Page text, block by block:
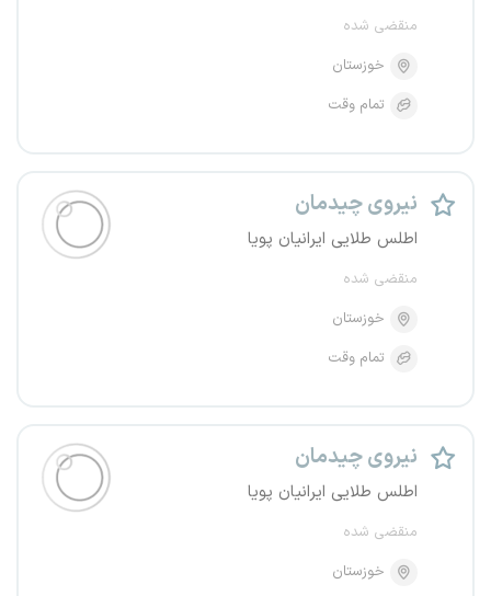
منقضی شده
خوزستان
تمام وقت
نیروی چیدمان
اطلس طلایی ایرانیان پویا
منقضی شده
خوزستان
تمام وقت
نیروی چیدمان
اطلس طلایی ایرانیان پویا
منقضی شده
خوزستان